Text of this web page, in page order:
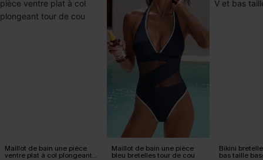
Maillot de bain une pièce
ventre plat à col plongeant
Maillot de bain une pièce
bleu bretelles tour de cou
Bikini
bas taille